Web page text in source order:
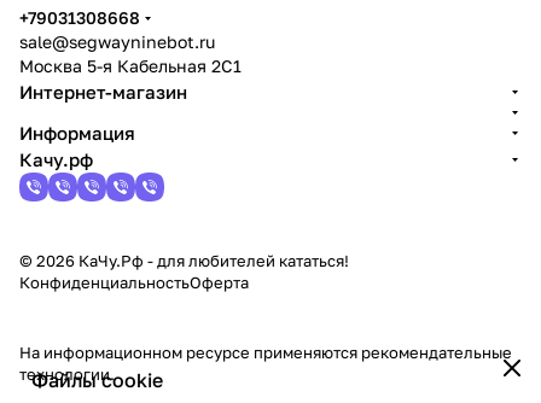
Файлы cookie
+79031308668
sale@segwayninebot.ru
Москва 5-я Кабельная 2С1
Интернет-магазин
Информация
Качу.рф
© 2026 КаЧу.Рф - для любителей кататься!
КонфиденциальностьОферта
На информационном ресурсе применяются рекомендательные
технологии.